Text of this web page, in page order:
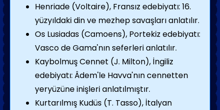
Henriade (Voltaire), Fransız edebiyatı: 16.
yüzyılda­ki din ve mezhep savaşları anla­tılır.
Os Lusiadas (Camoens), Portekiz edebiyatı:
Vasco de Gama'nın seferleri anlatılır.
Kaybolmuş Cennet (J. Milton), İngiliz
edebiyatı: Âdem'le Hav­va'nın cennetten
yeryüzüne inişleri anlatılmıştır.
Kurtarılmış Kudüs (T. Tasso), İtalyan